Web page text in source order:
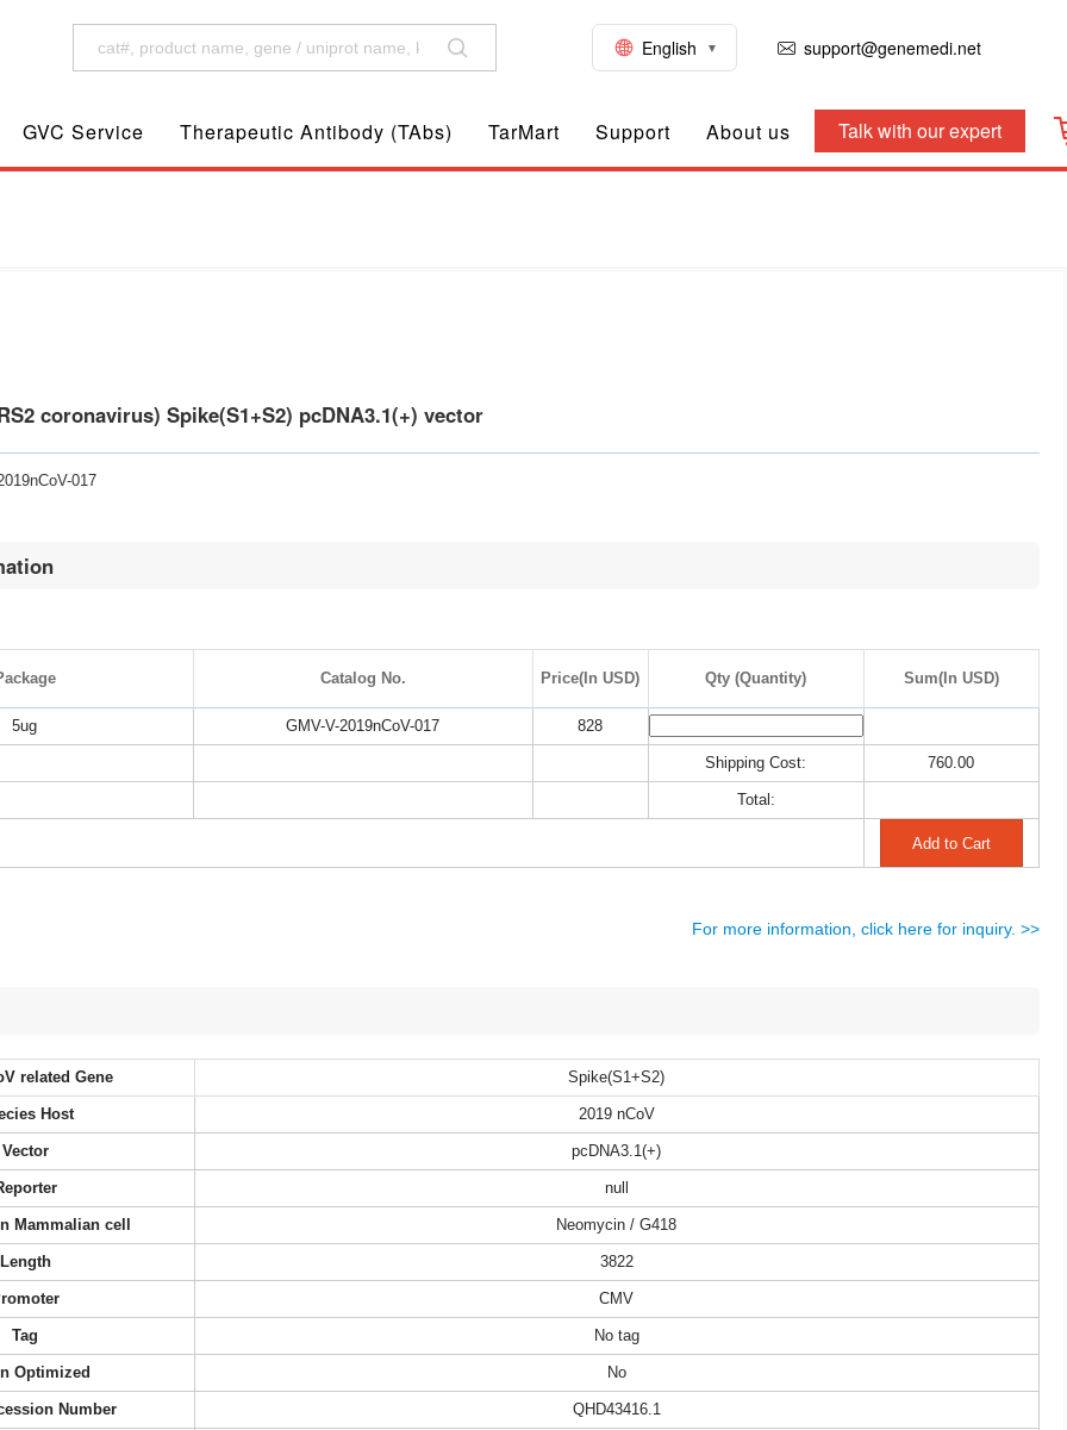
English support@genemedi.net
GVC Service Therapeutic Antibody (TAbs) TarMart Support About us Talk with our expert
coronavirus) Spike(S1+S2) pcDNA3.1(+) vector
017
Catalog No. Price(In USD) Qty (Quantity) Sum(In USD)
5ug GMV-V-2019nCoV-017 828
Shipping Cost: 760.00
Total:
For more information, click here for inquiry. >>
related Gene Spike(S1+S2)
Host 2019 nCoV
Vector pcDNA3.1(+)
null
Mammalian cell Neomycin / G418
Length 3822
CMV
Tag No tag
Optimized No
Number QHD43416.1